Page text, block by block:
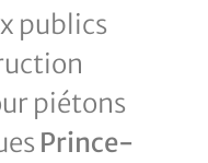
publics
piétons
Prince-